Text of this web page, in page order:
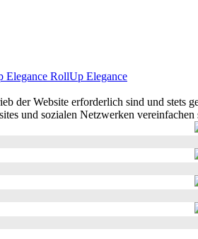
Elegance RollUp Elegance
der Website erforderlich sind und
und sozialen Netzwerken